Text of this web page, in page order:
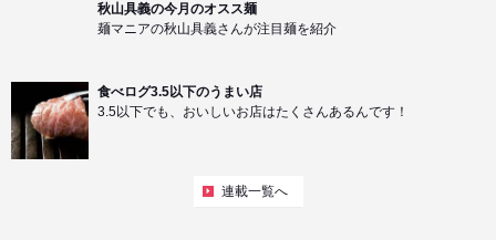
秋山具義の今月のオスス麺
麺マニアの秋山具義さんが注目麺を紹介
食べログ3.5以下のうまい店
3.5以下でも、おいしいお店はたくさんあるんです！
連載一覧へ